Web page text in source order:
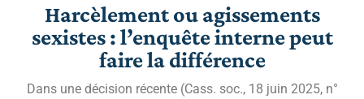
Harcèlement ou agissements
sexistes : l’enquête interne peut
faire la différence
Dans une décision récente (Cass. soc., 18 juin 2025, n°